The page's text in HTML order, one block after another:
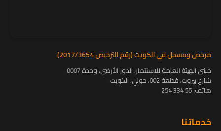
مرخص ومسجل في الكويت (رقم الترخيص 2017/3654)
مبنى الهيئة العامة للاستثمار، الدور الأرضي، وحدة 0007
شارع بيروت، قطعة 002، حولي، الكويت
هاتف:55 334 254
خدماتنا